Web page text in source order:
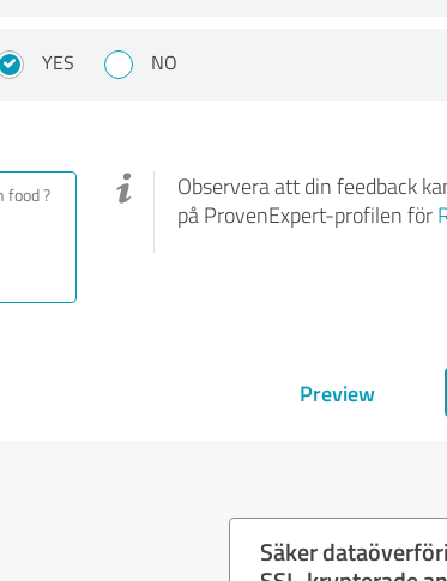
YES NO
Observera att din feedback
på ProvenExpert-profilen för
Preview
Säker